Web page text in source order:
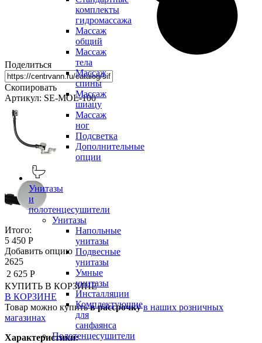
комплекты
гидромассажа
Массаж
общий
Массаж
тела
Массаж
спины
Массаж
шиацу
Массаж
ног
Подсветка
Дополнительные
опции
Унитазы
и
полотенцесушители
Унитазы
Напольные
унитазы
Подвесные
унитазы
Умные
унитазы
Инсталляции
Комплектующие
для
санфаянса
Полотенцесушители
Поделиться
Скопировать
Артикул: SE-MOL-100
Итого:
5 450 Р
Добавить опцию
2625
2 625 Р
КУПИТЬ В КОРЗИНЕ
В КОРЗИНЕ
Товар можно купитьв рассрочку в наших розничных
магазинах
Характеристики: